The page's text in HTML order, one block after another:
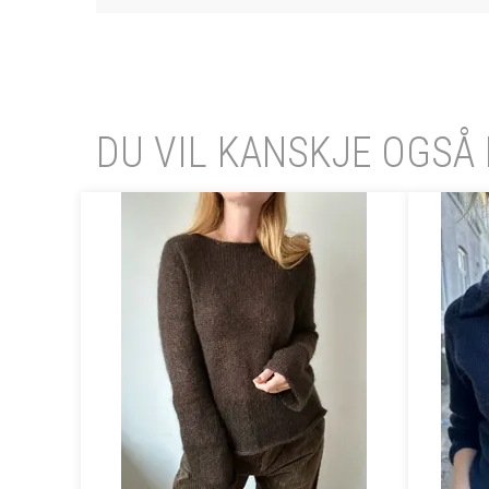
DU VIL KANSKJE OGSÅ